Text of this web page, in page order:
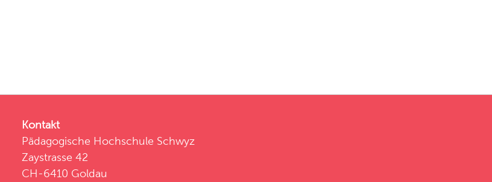
Kontakt
Pädagogische Hochschule Schwyz
Zaystrasse 42
CH-6410 Goldau